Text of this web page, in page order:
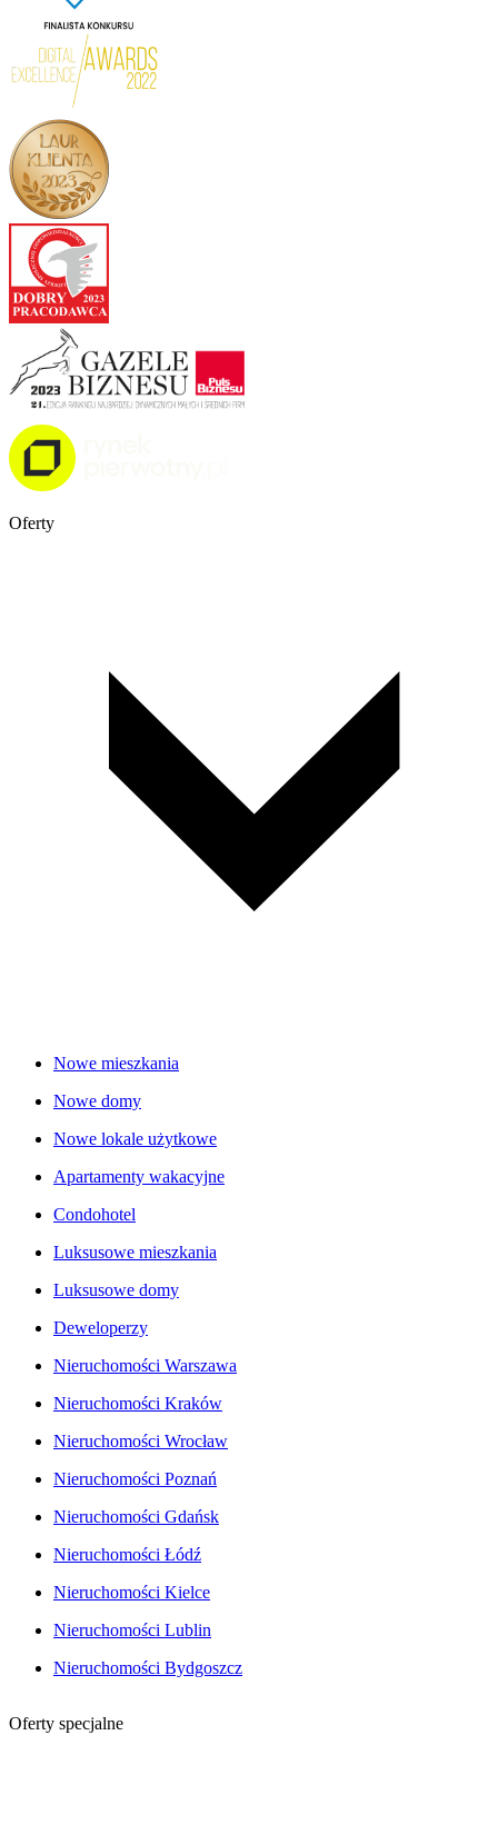
Oferty
Nowe mieszkania
Nowe domy
Nowe lokale użytkowe
Apartamenty wakacyjne
Condohotel
Luksusowe mieszkania
Luksusowe domy
Deweloperzy
Nieruchomości Warszawa
Nieruchomości Kraków
Nieruchomości Wrocław
Nieruchomości Poznań
Nieruchomości Gdańsk
Nieruchomości Łódź
Nieruchomości Kielce
Nieruchomości Lublin
Nieruchomości Bydgoszcz
Oferty specjalne